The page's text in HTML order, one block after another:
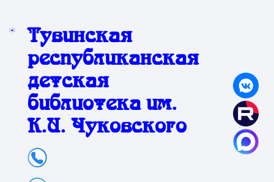
Тувинская
республиканская
детская
библиотека им.
К.И. Чуковского